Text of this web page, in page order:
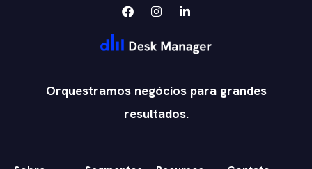
Orquestramos negócios para grandes
resultados.